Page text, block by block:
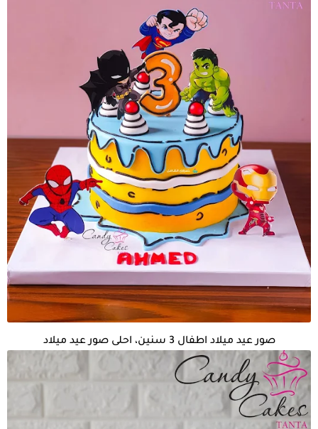
صور عيد ميلاد اطفال 3 سنين، احلى صور عيد ميلاد